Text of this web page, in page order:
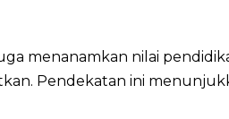
Pendekatan ini